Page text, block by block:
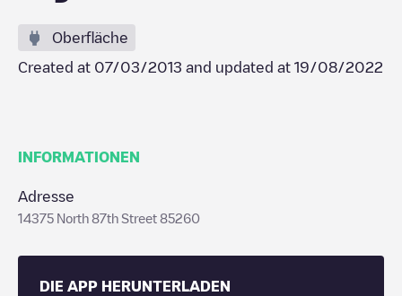
Oberfläche
Created at 07/03/2013 and updated at 19/08/2022
INFORMATIONEN
Adresse
14375 North 87th Street 85260
DIE APP HERUNTERLADEN